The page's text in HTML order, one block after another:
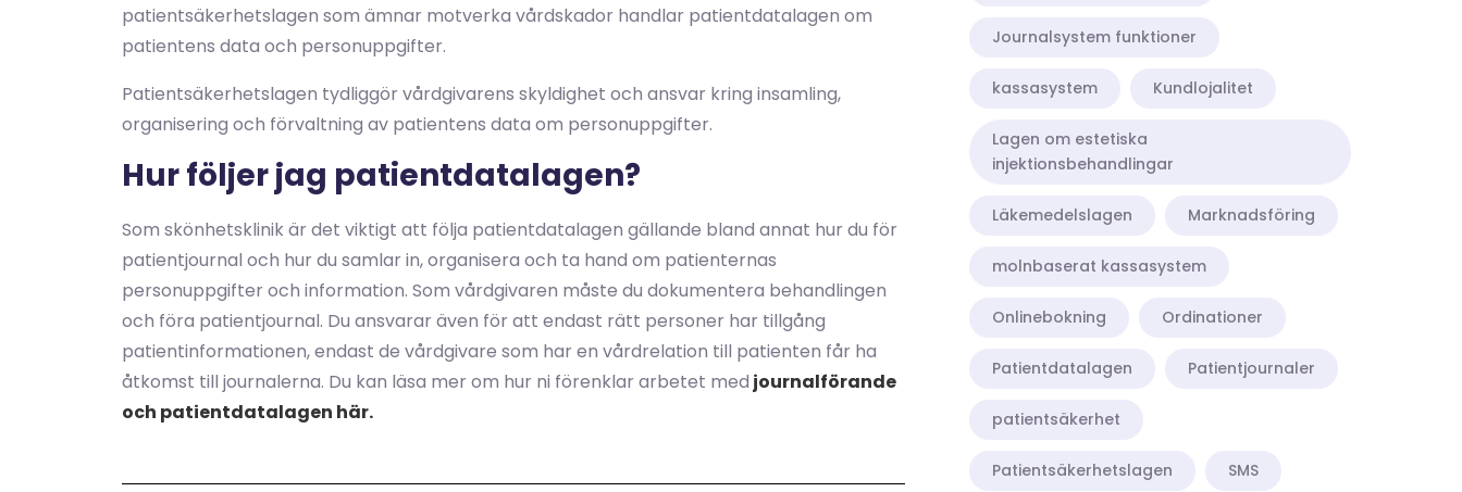
patientsäkerhetslagen som ämnar motverka vårdskador handlar patientdatalagen om
patientens data och personuppgifter.
Patientsäkerhetslagen tydliggör vårdgivarens skyldighet och ansvar kring insamling,
organisering och förvaltning av patientens data om personuppgifter.
Hur följer jag patientdatalagen?
Som skönhetsklinik är det viktigt att följa patientdatalagen gällande bland annat hur du för
patientjournal och hur du samlar in, organisera och ta hand om patienternas
personuppgifter och information. Som vårdgivaren måste du dokumentera behandlingen
och föra patientjournal. Du ansvarar även för att endast rätt personer har tillgång
patientinformationen, endast de vårdgivare som har en vårdrelation till patienten får ha
åtkomst till journalerna. Du kan läsa mer om hur ni förenklar arbetet med journalförande
och patientdatalagen här.
Journalsystem funktioner
kassasystem Kundlojalitet
Lagen om estetiska
injektionsbehandlingar
Läkemedelslagen Marknadsföring
molnbaserat kassasystem
Onlinebokning Ordinationer
Patientdatalagen Patientjournaler
patientsäkerhet
Patientsäkerhetslagen SMS